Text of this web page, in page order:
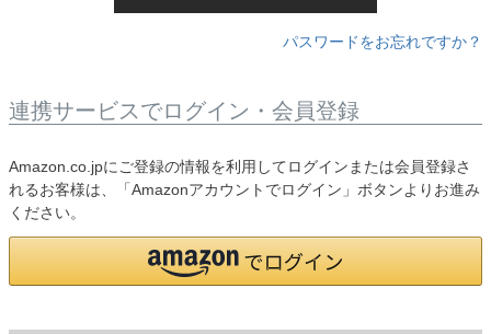
パスワードをお忘れですか？
連携サービスでログイン・会員登録
Amazon.co.jpにご登録の情報を利用してログインまたは会員登録さ
れるお客様は、「Amazonアカウントでログイン」ボタンよりお進み
ください。